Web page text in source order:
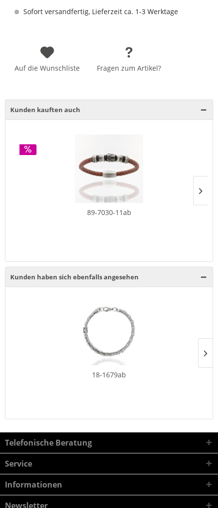
Sofort versandfertig, Lieferzeit ca. 1-3 Werktage
Auf die Wunschliste Fragen zum Artikel?
Kunden kauften auch
89-7030-11ab
Kunden haben sich ebenfalls angesehen
18-1679ab
Telefonische Beratung
Service
Informationen
Newsletter